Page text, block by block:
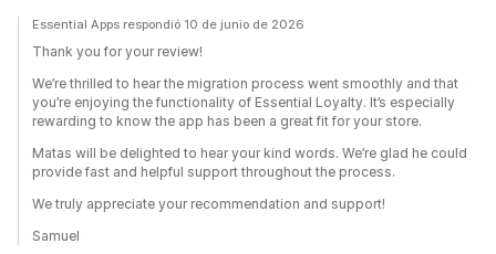
Essential Apps respondió 10 de junio de 2026
Thank you for your review!
We’re thrilled to hear the migration process went smoothly and that
you’re enjoying the functionality of Essential Loyalty. It’s especially
rewarding to know the app has been a great fit for your store.
Matas will be delighted to hear your kind words. We’re glad he could
provide fast and helpful support throughout the process.
We truly appreciate your recommendation and support!
Samuel